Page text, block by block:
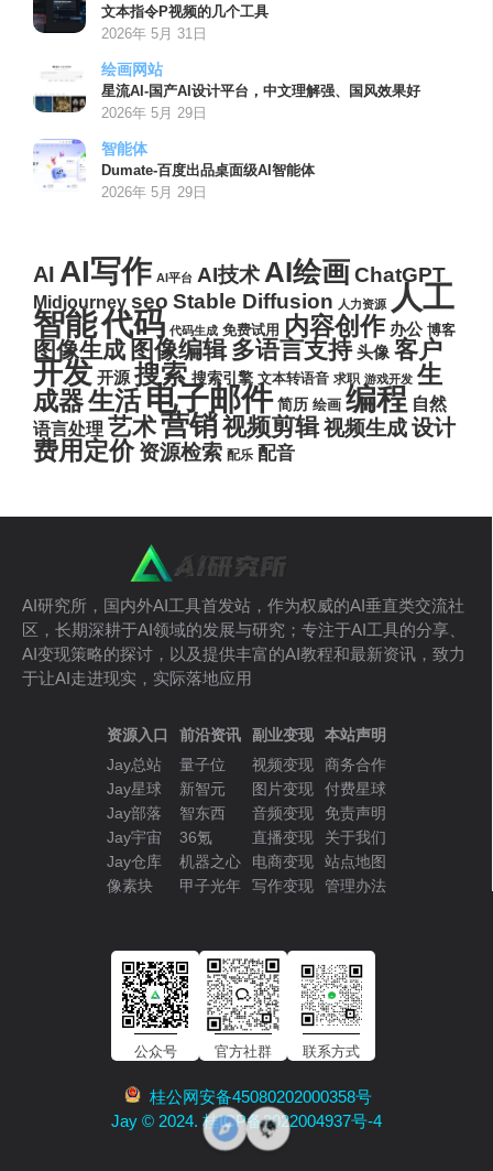
文本指令P视频的几个工具
2026年 5月 31日
绘画网站
星流AI-国产AI设计平台，中文理解强、国风效果好
2026年 5月 29日
智能体
Dumate-百度出品桌面级AI智能体
2026年 5月 29日
AI AI写作 AI平台 AI技术 AI绘画ChatGPT
Midjourney seo Stable Diffusion 人力资源 人工
智能代码 代码生成 免费试用 内容创作 办公 博客
图像生成 图像编辑 多语言支持 头像 客户
开发 开源 搜索 搜索引擎 文本转语音 求职 游戏开发 生
成器生活电子邮件 简历 绘画 编程 自然
语言处理 艺术营销视频剪辑视频生成设计
费用定价 资源检索 配乐 配音
AI研究所，国内外AI工具首发站，作为权威的AI垂直类交流社
区，长期深耕于AI领域的发展与研究；专注于AI工具的分享、
AI变现策略的探讨，以及提供丰富的AI教程和最新资讯，致力
于让AI走进现实，实际落地应用
资源入口
Jay总站
Jay星球
Jay部落
Jay宇宙
Jay仓库
像素块
前沿资讯
量子位
新智元
智东西
36氪
机器之心
甲子光年
副业变现
视频变现
图片变现
音频变现
直播变现
电商变现
写作变现
本站声明
商务合作
付费星球
免责声明
关于我们
站点地图
管理办法
公众号 官方社群 联系方式
桂公网安备45080202000358号
Jay © 2024. 桂ICP备2022004937号-4